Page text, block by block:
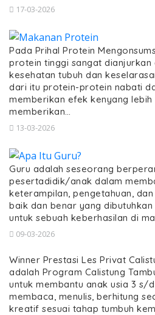
17-03-2026
Pada Prihal Protein
protein tinggi sangat dianjurkan
kesehatan tubuh dan
dari itu protein-protein nabati
memberikan efek kenyang lebih
memberikan…
13-03-2026
Guru adalah seseorang
pesertadidik/anak dalam
keterampilan, pengetahuan,
baik dan benar yang
untuk sebuah keberhasilan di
09-03-2026
Winner Prestasi Les Privat
adalah Program Calistung
untuk membantu anak usia 3 s/
membaca, menulis, berhitung
kreatif sesuai tahap tumbuh